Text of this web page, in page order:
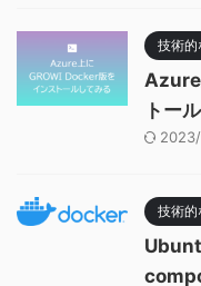
技術的
Azure
トー
技術的